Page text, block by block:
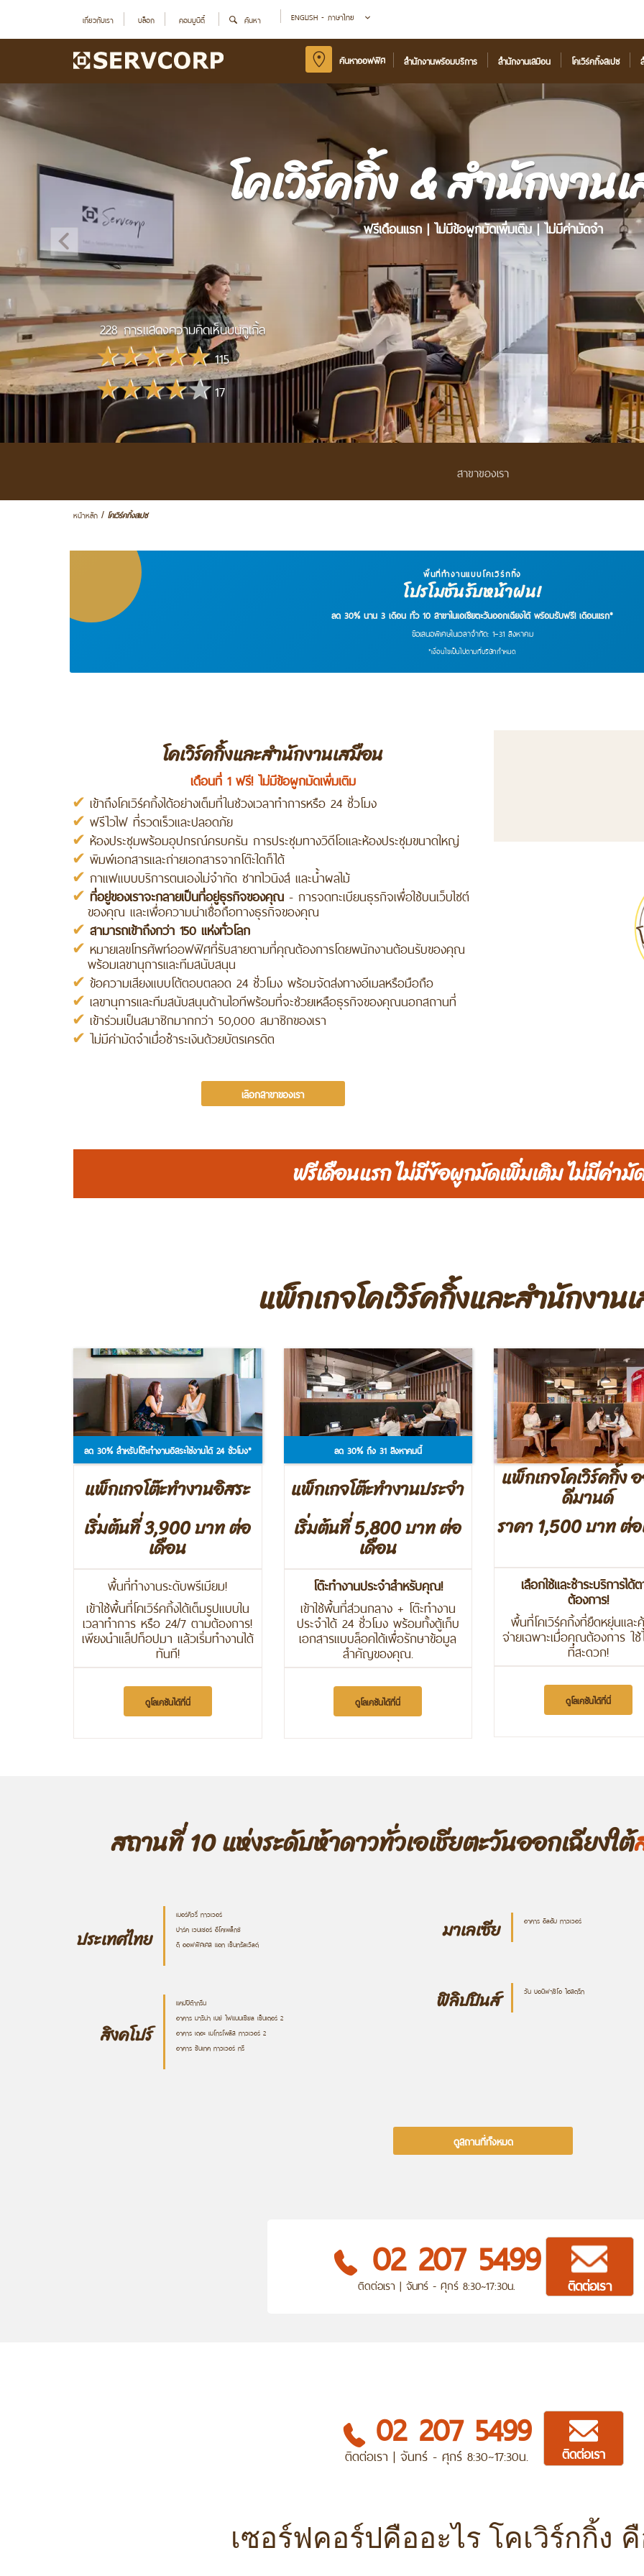
เกี่ยวกับเรา บล็อก คอมมูนิตี้ ค้นหา ENGLISH - ภาษาไทย
สำนักงานพร้อมบริการ สำนักงานเสมือน โคเวิร์คกิ้งสเปซ
ค้นหาออฟฟิศ
โคเวิร์คกิ้ง & สำนักงาน
ฟรีเดือนแรก | ไม่มีข้อผูกมัดเพิ่มเติม | ไม่มีค่ามัดจำ
228 การแสดงความคิดเห็นบนกูเกิ้ล
115
17
สาขาของเรา
หน้าหลัก / โคเวิร์คกิ้งสเปซ
พื้นที่ทำงานแบบโคเวิร์กกิ้ง
โปรโมชันรับหน้าฝน!
ลด 30% นาน 3 เดือน ทั่ว 10 สาขาในเอเชียตะวันออกเฉียงใต้ พร้อมรับฟรี! เดือนแรก*
ข้อเสนอพิเศษในเวลาจำกัด: 1–31 สิงหาคม
*เงื่อนไขเป็นไปตามที่บริษัทกำหนด
โคเวิร์คกิ้งและสำนักงานเสมือน
เดือนที่ 1 ฟรี! ไม่มีข้อผูกมัดเพิ่มเติม
เข้าถึงโคเวิร์คกิ้งได้อย่างเต็มที่ในช่วงเวลาทำการหรือ 24 ชั่วโมง
ฟรีไวไฟ ที่รวดเร็วและปลอดภัย
ห้องประชุมพร้อมอุปกรณ์ครบครัน การประชุมทางวิดีโอและห้องประชุมขนาดใหญ่
พิมพ์เอกสารและถ่ายเอกสารจากโต๊ะใดก็ได้
กาแฟแบบบริการตนเองไม่จำกัด ชาทไวนิงส์ และน้ำผลไม้
ที่อยู่ของเราจะกลายเป็นที่อยู่ธุรกิจของคุณ - การจดทะเบียนธุรกิจเพื่อใช้บนเว็บไซต์
ของคุณ และเพื่อความน่าเชื่อถือทางธุรกิจของคุณ
สามารถเข้าถึงกว่า 150 แห่งทั่วโลก
หมายเลขโทรศัพท์ออฟฟิศที่รับสายตามที่คุณต้องการโดยพนักงานต้อนรับของคุณ
พร้อมเลขานุการและทีมสนับสนุน
ข้อความเสียงแบบโต้ตอบตลอด 24 ชั่วโมง พร้อมจัดส่งทางอีเมลหรือมือถือ
เลขานุการและทีมสนับสนุนด้านไอทีพร้อมที่จะช่วยเหลือธุรกิจของคุณนอกสถานที่
เข้าร่วมเป็นสมาชิกมากกว่า 50,000 สมาชิกของเรา
ไม่มีค่ามัดจำเมื่อชำระเงินด้วยบัตรเครดิต
เลือกสาขาของเรา
ฟรีเดือนแรก ไม่มีข้อผูกมัดเพิ่มเติม ไม่มีค่ามั
แพ็กเกจโคเวิร์คกิ้งและสำนักงาน
ลด 30% สำหรับโต๊ะทำงานอิสระใช้งานได้ 24 ชั่วโมง*
แพ็กเกจโต๊ะทำงานอิสระ
เริ่มต้นที่ 3,900 บาท ต่อ
เดือน
พื้นที่ทำงานระดับพรีเมียม!
เข้าใช้พื้นที่โคเวิร์คกิ้งได้เต็มรูปแบบใน
เวลาทำการ หรือ 24/7 ตามต้องการ!
เพียงนำแล็ปท็อปมา แล้วเริ่มทำงานได้
ทันที!
ดูโลเคชันได้ที่นี่
ลด 30% ถึง 31 สิงหาคมนี้
แพ็กเกจโต๊ะทำงานประจำ
เริ่มต้นที่ 5,800 บาท ต่อ
เดือน
โต๊ะทำงานประจำสำหรับคุณ!
เข้าใช้พื้นที่ส่วนกลาง + โต๊ะทำงาน
ประจำได้ 24 ชั่วโมง พร้อมทั้งตู้เก็บ
เอกสารแบบล็อคได้เพื่อรักษาข้อมูล
สำคัญของคุณ.
ดูโลเคชันได้ที่นี่
แพ็กเกจโคเวิร์คกิ้ง
ดีมานด์
ราคา 1,500 บาท ต่
เลือกใช้และชำระบริการได้
ต้องการ!
พื้นที่โคเวิร์คกิ้งที่ยืดหยุ่นและ
จ่ายเฉพาะเมื่อคุณต้องการ ใ
ที่สะดวก!
ดูโลเคชันได้ที่นี่
สถานที่ 10 แห่งระดับห้าดาวทั่วเอเชียตะวันออกเฉียงใต้
ประเทศไทย
เมอร์คิวรี่ ทาวเวอร์
ปาร์ค เวนเชอร์ อีโคเพล็กซ์
ดิ ออฟฟิศเศส แอท เซ็นทรัลเวิลด์
สิงคโปร์
แคปปิต้ากรีน
อาคาร มาริน่า เบย์ ไฟแนนเชียล เซ็นเตอร์ 2
อาคาร เดอะ เมโทรโพลิส ทาวเวอร์ 2
อาคาร ซันเทค ทาวเวอร์ ทรี
มาเลเซีย อาคาร อิลฮัม ทาวเวอร์
ฟิลิปปินส์ วัน บอนิฟาซิโอ ไฮสตรีท
ดูสถานที่ทั้งหมด
02 207 5499
ติดต่อเรา | จันทร์ - ศุกร์ 8:30~17:30น. ติดต่อเรา
02 207 5499
ติดต่อเรา | จันทร์ - ศุกร์ 8:30~17:30น. ติดต่อเรา
เซอร์ฟคอร์ปคืออะไร โคเวิร์กกิ้ง